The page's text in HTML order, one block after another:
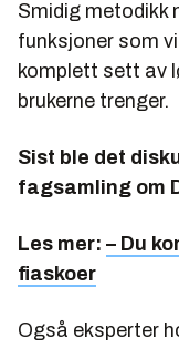
Smidig metodikk
funksjoner som
komplett sett av
brukerne trenger.
Sist ble det
fagsamling om
Les mer: – Du
fiaskoer
Også eksperter